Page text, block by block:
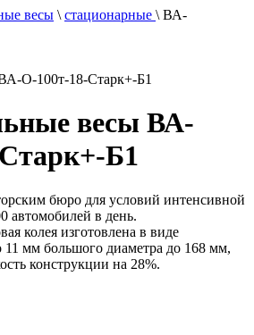
весы \ стационарные \ ВА-
О-100т-18-Старк+-Б1
весы ВА-
Б1
бюро для условий интенсивной
автомобилей в день.
колея изготовлена в виде
11 мм большого диаметра до 168 мм,
конструкции на 28%.